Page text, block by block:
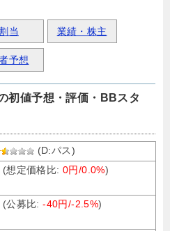
当 業績・株主
予想
初値予想・評価・BBスタ
(D:パス)
想定価格比: 0円/0.0%)
(公募比:-40円/-2.5%)